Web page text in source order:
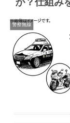
警察無線